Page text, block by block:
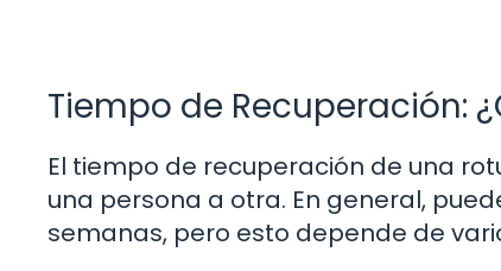
Tiempo de Recuperación:
El tiempo de recuperación de una
una persona a otra. En general,
semanas, pero esto depende de